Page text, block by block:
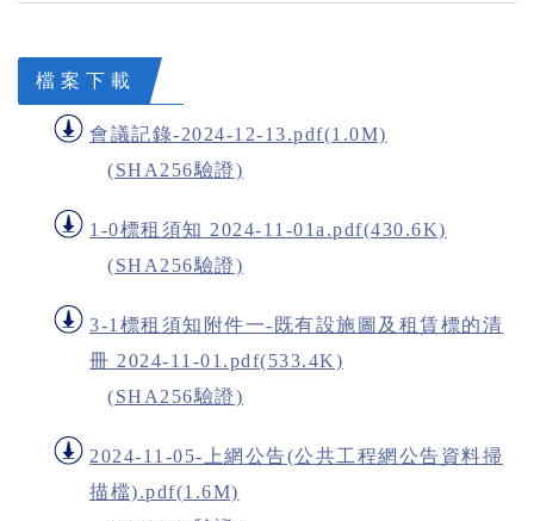
檔案下載
會議記錄-2024-12-13.pdf(1.0M)
(SHA256驗證)
1-0標租須知 2024-11-01a.pdf(430.6K)
(SHA256驗證)
3-1標租須知附件一-既有設施圖及租賃標的清
冊 2024-11-01.pdf(533.4K)
(SHA256驗證)
2024-11-05-上網公告(公共工程網公告資料掃
描檔).pdf(1.6M)